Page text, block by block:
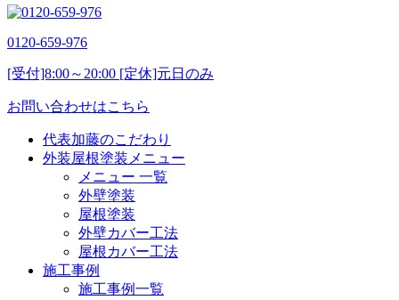
0120-659-976
[受付]8:00～20:00 [定休]元日のみ
お問い合わせはこちら
代表加藤のこだわり
外装屋根塗装メニュー
メニュー 一覧
外壁塗装
屋根塗装
外壁カバー工法
屋根カバー工法
施工事例
施工事例一覧